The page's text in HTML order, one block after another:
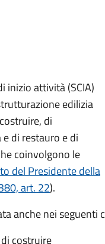
inizio attività (SCIA)
edilizia
di
di restauro e di
coinvolgono le
del Presidente della
art. 22).
anche nei seguenti
costruire